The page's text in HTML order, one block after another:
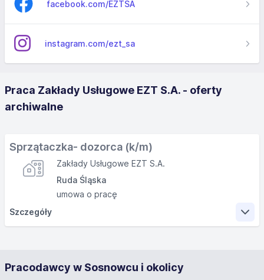
facebook.com/EZTSA
instagram.com/ezt_sa
Praca Zakłady Usługowe EZT S.A. - oferty
archiwalne
Sprzątaczka- dozorca (k/m)
Zakłady Usługowe EZT S.A.
Ruda Śląska
umowa o pracę
Szczegóły
Umowa zlecenie / Umowa o świadczenie usług
Pracodawcy w Sosnowcu i okolicy